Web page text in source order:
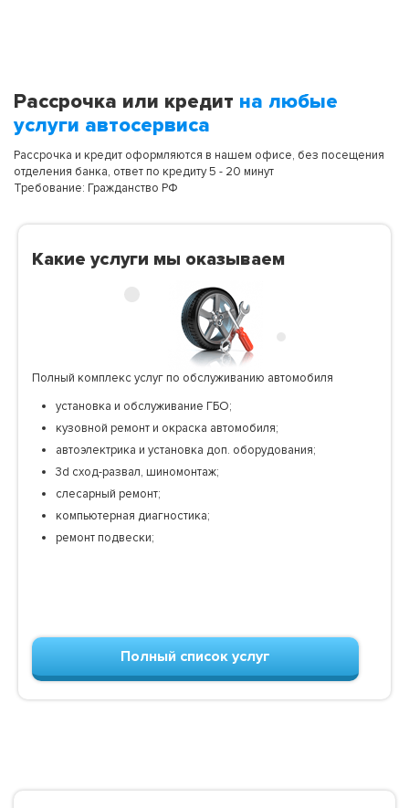
Рассрочка или кредит на любые
услуги автосервиса
Рассрочка и кредит оформляются в нашем офисе, без посещения
отделения банка, ответ по кредиту 5 - 20 минут
Требование: Гражданство РФ
Какие услуги мы оказываем
Полный комплекс услуг по обслуживанию автомобиля
установка и обслуживание ГБО;
кузовной ремонт и окраска автомобиля;
автоэлектрика и установка доп. оборудования;
3d сход-развал, шиномонтаж;
слесарный ремонт;
компьютерная диагностика;
ремонт подвески;
Полный список услуг